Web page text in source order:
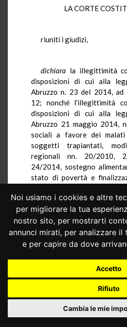
Noi usiamo i cookies e altre
per migliorare la tua
nostro sito, per mostrarti
annunci mirati, per analizzare
e per capire da dove
Accetto
Rifiuto
Cambia le mie
LA CORTE
riuniti i giudizi,
dichiara la illegittimità
disposizioni di cui alla
Abruzzo n. 23 del 2014, ad
12; nonché l’illegittimità
disposizioni di cui alla
Abruzzo 21 maggio 2014,
sociali a favore dei
soggetti trapiantati,
regionali nn. 20/2010,
24/2014, sostegno
stato di povertà e
l’anno d’imposta 2014 e
regionale sulle attività
d’imposta in corso al 31
eccezione dell’art. 11;
2)dichiaranon
legittimità costituzionale
in riferimento all’art. 123
all’art. 86, terzo comma,
regionale, dal Presidente